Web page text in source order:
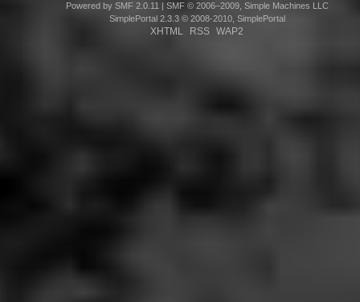
Powered by SMF 2.0.11
SMF © 2006–2009, Simple Machines LLC
SimplePortal 2.3.3 © 2008-2010, SimplePortal
XHTML RSS WAP2